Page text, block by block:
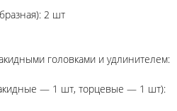
2 шт
головками и удлинителем:
— 1 шт, торцевые — 1 шт):